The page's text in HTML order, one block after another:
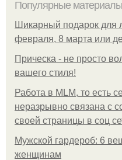
Популярные материалы
Шикарный подарок для
февраля, 8 марта или
Прическа - не просто
вашего стиля!
Работа в MLM, то есть
неразрывно связана с
своей страницы в соц
Мужской гардероб: 6
женщинам